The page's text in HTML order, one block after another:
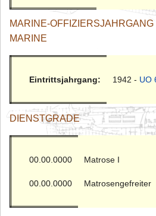
MARINE-
MARINE
Eintrittsjahrgang: 1942 - UO
DIENSTGRADE
00.00.0000 Matrose I
00.00.0000 Matrosengefreiter